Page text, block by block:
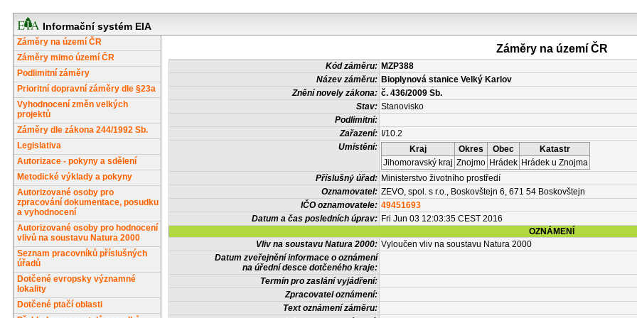
Informační systém EIA
Záměry na území ČR
Záměry mimo území ČR
Podlimitní záměry
Prioritní dopravní záměry dle §23a
Vyhodnocení změn velkých
projektů
Záměry dle zákona 244/1992 Sb.
Legislativa
Autorizace - pokyny a sdělení
Metodické výklady a pokyny
Autorizované osoby pro
zpracování dokumentace, posudku
a vyhodnocení
Autorizované osoby pro hodnocení
vlivů na soustavu Natura 2000
Seznam pracovníků příslušných
úřadů
Dotčené evropsky významné
lokality
Dotčené ptačí oblasti
Záměry na území ČR
Kód záměru: MZP388
Název záměru: Bioplynová stanice Velký Karlov
Znění novely zákona: č. 436/2009 Sb.
Stav: Stanovisko
Podlimitní:
Zařazení: I/10.2
Umístění:
Kraj Okres Obec
Katastr
Jihomoravský kraj Znojmo Hrádek Hrádek u Znojma
Příslušný úřad: Ministerstvo životního prostředí
Oznamovatel: ZEVO, spol. s r.o., Boskovštejn 6, 671 54 Boskovštejn
IČO oznamovatele: 49451693
Datum a čas posledních úprav: Fri Jun 03 12:03:35 CEST 2016
OZNÁMENÍ
Vliv na soustavu Natura 2000: Vyloučen vliv na soustavu Natura 2000
Datum zveřejnění informace o oznámení
na úřední desce dotčeného kraje:
Termín pro zaslání vyjádření:
Zpracovatel oznámení:
Text oznámení záměru: